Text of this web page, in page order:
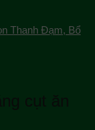
Thanh Đạm, Bổ
cụt ăn